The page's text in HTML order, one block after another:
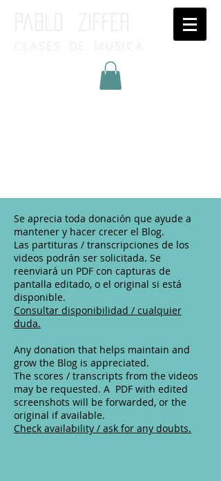
Se aprecia toda donación que ayude a
mantener y hacer crecer el Blog.
Las partituras / transcripciones de los
videos podrán ser solicitada. Se
reenviará un PDF con capturas de
pantalla editado, o el original si está
disponible.​
Consultar disponibilidad / cualquier
duda.
Any donation that helps maintain and
grow the Blog is appreciated.
The scores / transcripts from the videos
may be requested. A PDF with edited
screenshots will be forwarded, or the
original if available.
Check availability / ask for any doubts.